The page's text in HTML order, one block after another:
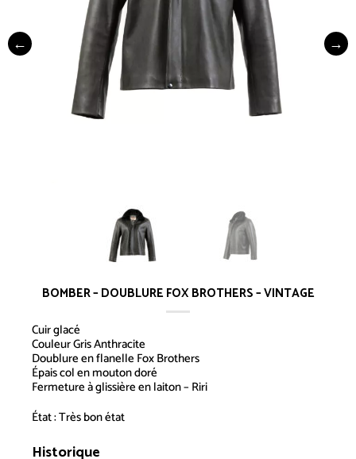
BOMBER – DOUBLURE FOX BROTHERS – VINTAGE
Cuir glacé
Couleur Gris Anthracite
Doublure en flanelle Fox Brothers
Épais col en mouton doré
Fermeture à glissière en laiton – Riri
État : Très bon état
Historique